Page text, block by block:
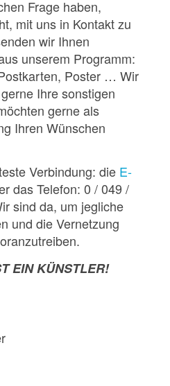
Frage haben,
mit uns in Kontakt zu
wir Ihnen
unserem Programm:
Poster … Wir
Ihre sonstigen
gerne als
Ihren Wünschen
Verbindung: die E-
das Telefon: 0 / 049 /
sind da, um jegliche
und die Vernetzung
EIN KÜNSTLER!